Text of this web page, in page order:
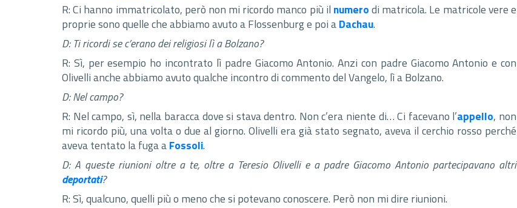
R: Ci hanno immatricolato, però non mi ricordo manco più il numerodi matricola. Le matricole vere e
proprie sono quelle che abbiamo avuto a Flossenburg e poi aDachau.
D: Ti ricordi se c’erano dei religiosi lì a Bolzano?
R: Sì, per esempio ho incontrato lì padre Giacomo Antonio. Anzi con padre Giacomo Antonio e con
Olivelli anche abbiamo avuto qualche incontro di commento del Vangelo, lì a Bolzano.
D: Nel campo?
R: Nel campo, sì, nella baracca dove si stava dentro. Non c’era niente di… Ci facevano l’appello, non
mi ricordo più, una volta o due al giorno. Olivelli era già stato segnato, aveva il cerchio rosso perché
aveva tentato la fuga aFossoli.
D: A queste riunioni oltre a te, oltre a Teresio Olivelli e a padre Giacomo Antonio partecipavano altri
deportati?
R: Sì, qualcuno, quelli più o meno che si potevano conoscere. Però non mi dire riunioni.